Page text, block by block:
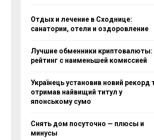
Отдых и лечение в Сходнице:
санатории, отели и оздоровление
Лучшие обменники криптовалюты:
рейтинг с наименьшей комиссией
Українець установив новий рекорд
отримав найвищий титул у
японському сумо
Снять дом посуточно — плюсы и
минусы